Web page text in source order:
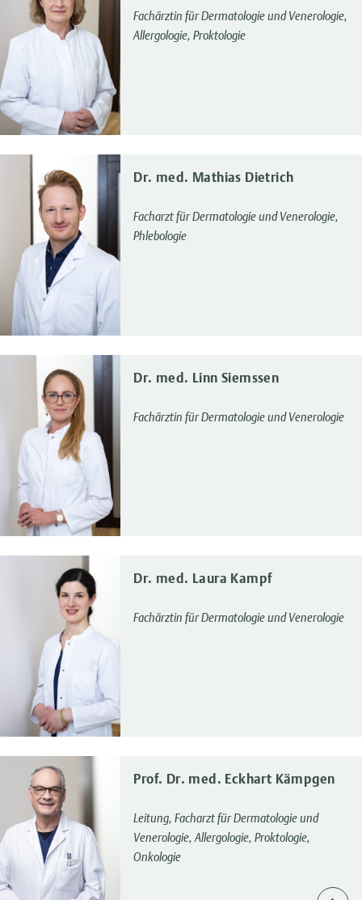
Fachärztin für Dermatologie und Venerologie,
Allergologie, Proktologie
Dr. med. Mathias Dietrich
Facharzt für Dermatologie und Venerologie,
Phlebologie
Dr. med. Linn Siemssen
Fachärztin für Dermatologie und Venerologie
Dr. med. Laura Kampf
Fachärztin für Dermatologie und Venerologie
Prof. Dr. med. Eckhart Kämpgen
Leitung, Facharzt für Dermatologie und
Venerologie, Allergologie, Proktologie,
Onkologie